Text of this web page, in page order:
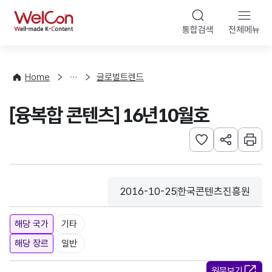
WelCon 통합검색 전체메뉴
Home
향
계
글로벌트렌드
[융복합 콘텐츠] 16년10월호
관심사 등록하기
URL 공유하
인쇄
등록일
2016-10-25
수집기관
한국콘텐츠진흥원
해당 국가
기타
해당 장르
일반